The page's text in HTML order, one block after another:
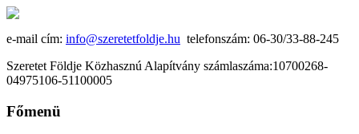
e-mail cím: info@szeretetfoldje.hu telefonszám: 06-30/33-88-245
Szeretet Földje Közhasznú Alapítvány számlaszáma:10700268-
04975106-51100005
Főmenü